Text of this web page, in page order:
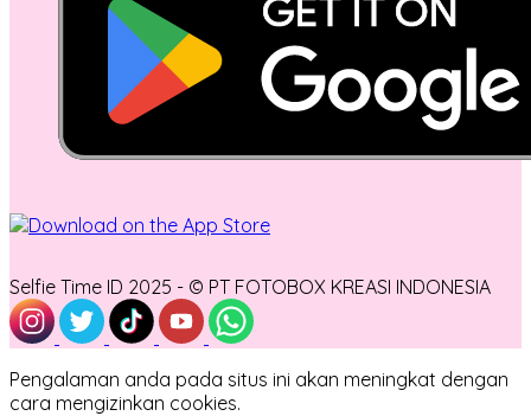
Selfie Time ID 2025 - © PT FOTOBOX KREASI INDONESIA
Pengalaman anda pada situs ini akan meningkat dengan
cara mengizinkan cookies.